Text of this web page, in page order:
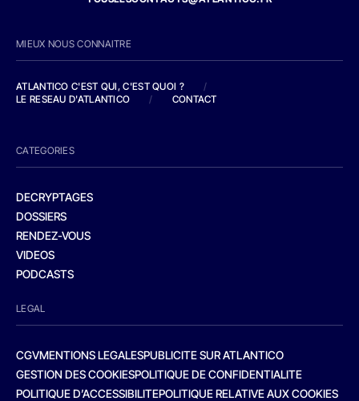
MIEUX NOUS CONNAITRE
ATLANTICO C'EST QUI, C'EST QUOI ?
/
LE RESEAU D'ATLANTICO
/ CONTACT
CATEGORIES
DECRYPTAGES
DOSSIERS
RENDEZ-VOUS
VIDEOS
PODCASTS
LEGAL
CGVMENTIONS LEGALESPUBLICITE SUR ATLANTICO
GESTION DES COOKIESPOLITIQUE DE CONFIDENTIALITE
POLITIQUE D’ACCESSIBILITEPOLITIQUE RELATIVE AUX COOKIES